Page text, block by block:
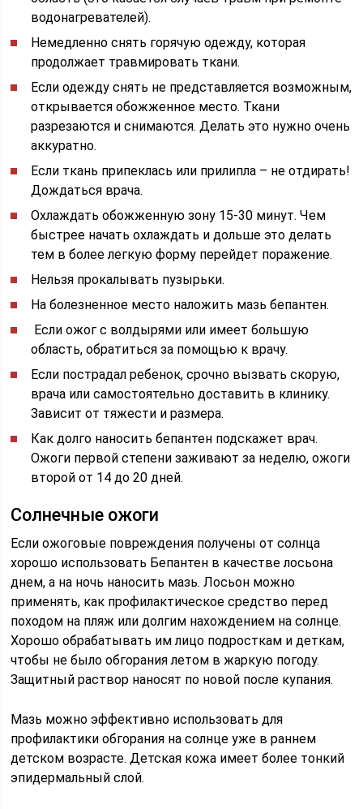
водонагревателей).
Немедленно снять горячую одежду, которая
продолжает травмировать ткани.
Если одежду снять не представляется возможным,
открывается обожженное место. Ткани
разрезаются и снимаются. Делать это нужно очень
аккуратно.
Если ткань припеклась или прилипла – не отдирать!
Дождаться врача.
Охлаждать обожженную зону 15-30 минут. Чем
быстрее начать охлаждать и дольше это делать
тем в более легкую форму перейдет поражение.
Нельзя прокалывать пузырьки.
На болезненное место наложить мазь бепантен.
Если ожог с волдырями или имеет большую
область, обратиться за помощью к врачу.
Если пострадал ребенок, срочно вызвать скорую,
врача или самостоятельно доставить в клинику.
Зависит от тяжести и размера.
Как долго наносить бепантен подскажет врач.
Ожоги первой степени заживают за неделю, ожоги
второй от 14 до 20 дней.
Солнечные ожоги
Если ожоговые повреждения получены от солнца
хорошо использовать Бепантен в качестве лосьона
днем, а на ночь наносить мазь. Лосьон можно
применять, как профилактическое средство перед
походом на пляж или долгим нахождением на солнце.
Хорошо обрабатывать им лицо подросткам и деткам,
чтобы не было обгорания летом в жаркую погоду.
Защитный раствор наносят по новой после купания.
Мазь можно эффективно использовать для
профилактики обгорания на солнце уже в раннем
детском возрасте. Детская кожа имеет более тонкий
эпидермальный слой.